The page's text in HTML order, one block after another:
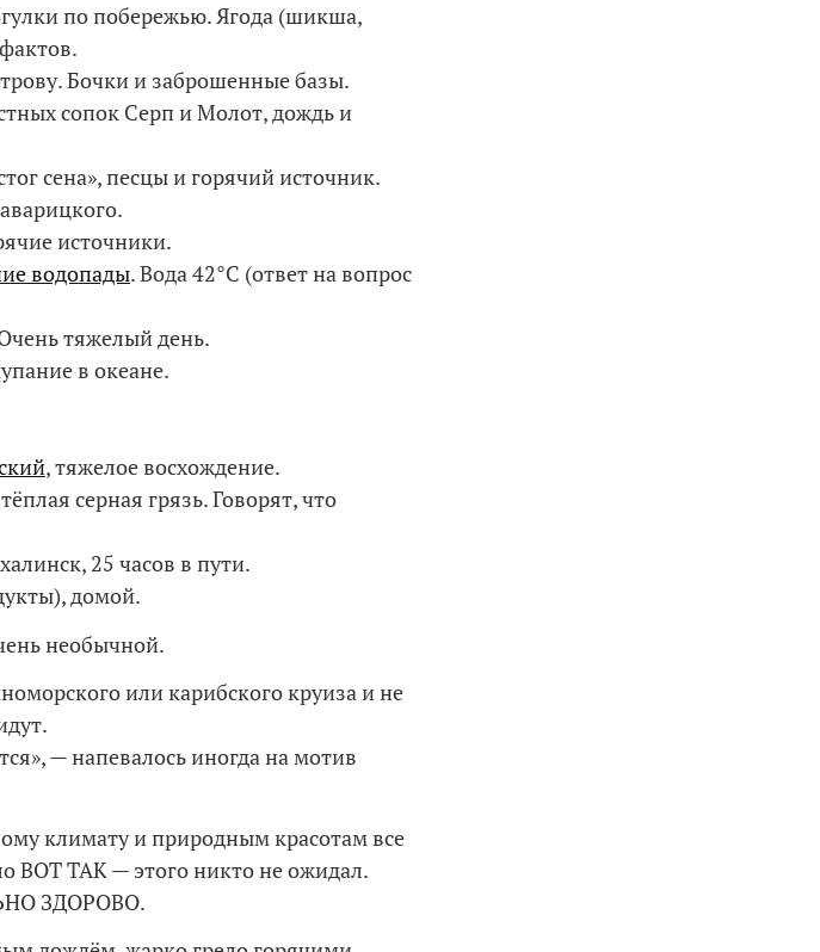
по побережью. Ягода (шикша,
Бочки и заброшенные базы.
сопок Серп и Молот, дождь и
сена», песцы и горячий источник.
источники.
водопады. Вода 42°C (ответ на вопрос
тяжелый день.
в океане.
, тяжелое восхождение.
серная грязь. Говорят, что
25 часов в пути.
домой.
необычной.
или карибского круиза и не
— напевалось иногда на мотив
климату и природным красотам все
ВОТ ТАК — этого никто не ожидал.
ЗДОРОВО.